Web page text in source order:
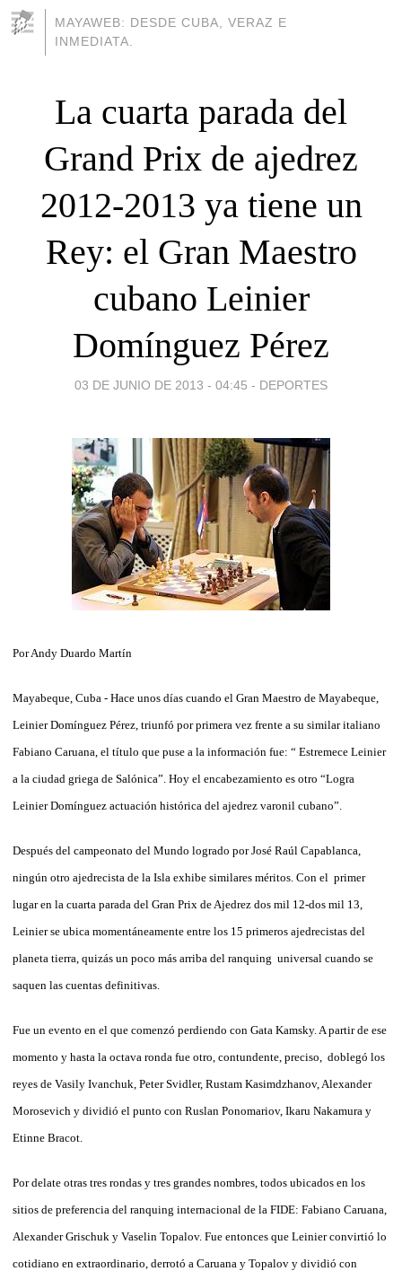
MAYAWEB: DESDE CUBA, VERAZ E
INMEDIATA.
La cuarta parada del
Grand Prix de ajedrez
2012-2013 ya tiene un
Rey: el Gran Maestro
cubano Leinier
Domínguez Pérez
03 DE JUNIO DE 2013 - 04:45 - DEPORTES
Por Andy Duardo Martín
Mayabeque, Cuba - Hace unos días cuando el Gran Maestro de Mayabeque,
Leinier Domínguez Pérez, triunfó por primera vez frente a su similar italiano
Fabiano Caruana, el título que puse a la información fue: “ Estremece Leinier
a la ciudad griega de Salónica”. Hoy el encabezamiento es otro “Logra
Leinier Domínguez actuación histórica del ajedrez varonil cubano”.
Después del campeonato del Mundo logrado por José Raúl Capablanca,
ningún otro ajedrecista de la Isla exhibe similares méritos. Con el primer
lugar en la cuarta parada del Gran Prix de Ajedrez dos mil 12-dos mil 13,
Leinier se ubica momentáneamente entre los 15 primeros ajedrecistas del
planeta tierra, quizás un poco más arriba del ranquing universal cuando se
saquen las cuentas definitivas.
Fue un evento en el que comenzó perdiendo con Gata Kamsky. A partir de ese
momento y hasta la octava ronda fue otro, contundente, preciso, doblegó los
reyes de Vasily Ivanchuk, Peter Svidler, Rustam Kasimdzhanov, Alexander
Morosevich y dividió el punto con Ruslan Ponomariov, Ikaru Nakamura y
Etinne Bracot.
Por delate otras tres rondas y tres grandes nombres, todos ubicados en los
sitios de preferencia del ranquing internacional de la FIDE: Fabiano Caruana,
Alexander Grischuk y Vaselin Topalov. Fue entonces que Leinier convirtió lo
cotidiano en extraordinario, derrotó a Caruana y Topalov y dividió con